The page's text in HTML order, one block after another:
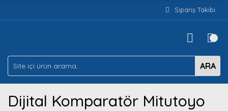
Sipariş Takibi
ARA
Dijital Komparatör Mitutoyo